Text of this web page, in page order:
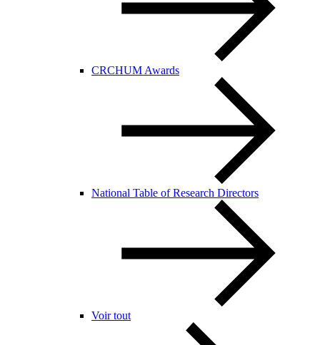
CRCHUM Awards
National Table of Research Directors
Voir tout